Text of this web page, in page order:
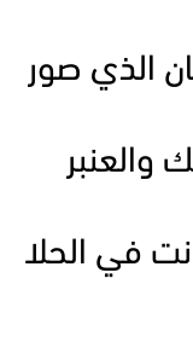
الذي صور
والعنبر
في الحلا